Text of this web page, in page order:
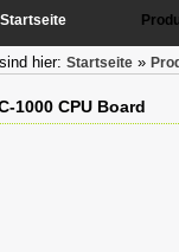
Startseite
hier: Startseite»
1000 CPU Board